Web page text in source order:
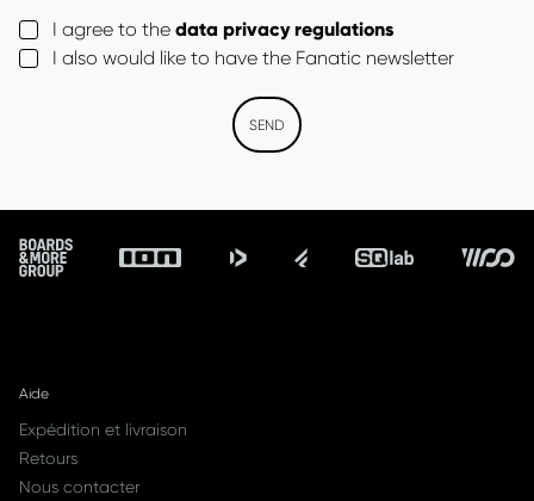
I agree to the data privacy regulations
I also would like to have the Fanatic newsletter
SEND
Footer
Aide
Expédition et livraison
Retours
Nous contacter